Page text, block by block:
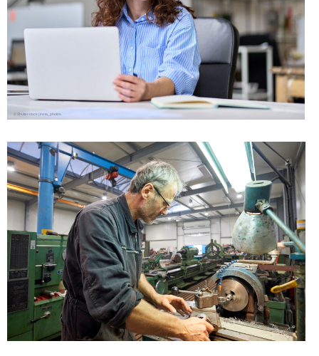
© Shut­ter­stock | insta_photos